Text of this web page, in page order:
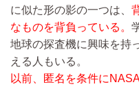
に似た形の影の一つは、
なものを背負っている。
地球の探査機に興味を持
える人もいる。
以前、匿名を条件に